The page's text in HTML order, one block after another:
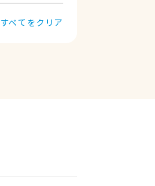
すべてをクリア